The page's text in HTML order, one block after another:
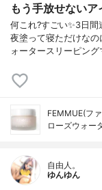
もう手放せないア
何これ?すごい✨3日間
夜塗って寝ただけなの
ォータースリーピン
FEMMUE(フ
ローズウォー
自由人。
ゆんゆん